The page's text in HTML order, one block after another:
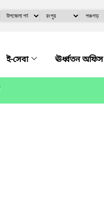
ই-সেবা ঊর্ধ্বতন অফিস